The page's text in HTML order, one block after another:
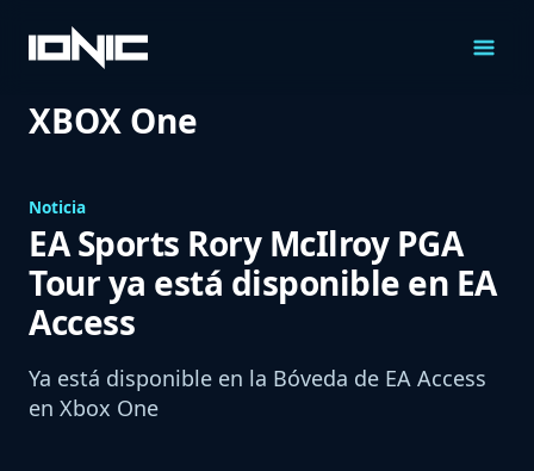
Contenido
XBOX One
Noticia
EA Sports Rory McIlroy PGA
Tour ya está disponible en EA
Access
Ya está disponible en la Bóveda de EA Access
en Xbox One